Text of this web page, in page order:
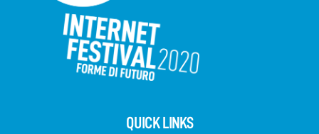
QUICK LINKS